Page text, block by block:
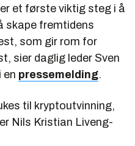
et første viktig steg i å
skape fremtidens
som gir rom for
sier daglig leder Sven
en pressemelding.
til kryptoutvinning,
Nils Kristian Liveng-